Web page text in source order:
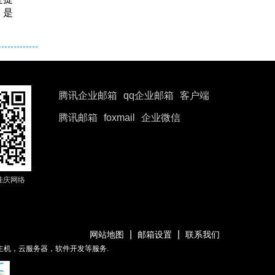
是
庆网络
腾讯企业邮箱 qq企业邮箱 客户端
腾讯邮箱 foxmail 企业微信
网站地图 邮箱设置 联系我们
，云服务器，软件开发等服务.